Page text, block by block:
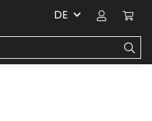
DE